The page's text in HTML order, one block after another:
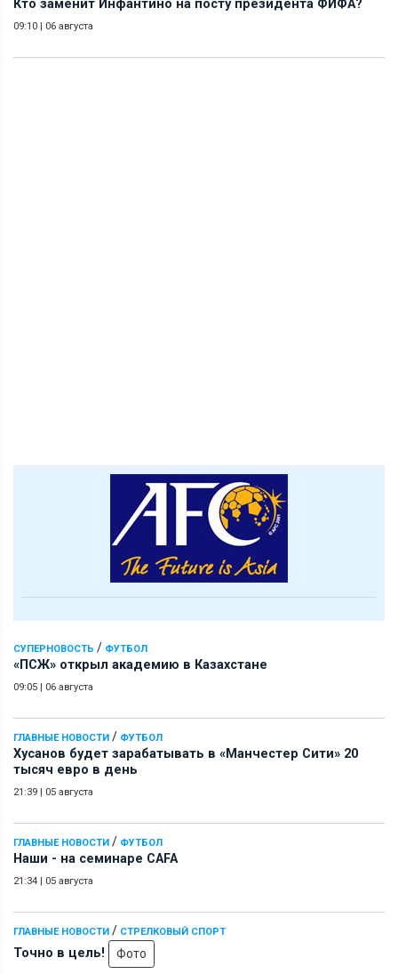
Кто заменит Инфантино на посту президента ФИФА?
09:10 06 августа
СУПЕРНОВОСТЬ / ФУТБОЛ
«ПСЖ» открыл академию в Казахстане
09:05 06 августа
ГЛАВНЫЕ НОВОСТИ / ФУТБОЛ
Хусанов будет зарабатывать в «Манчестер Сити» 20
тысяч евро в день
21:39 05 августа
ГЛАВНЫЕ НОВОСТИ / ФУТБОЛ
Наши - на семинаре СAFA
21:34 05 августа
ГЛАВНЫЕ НОВОСТИ / СТРЕЛКОВЫЙ СПОРТ
Точно в цель! Фото